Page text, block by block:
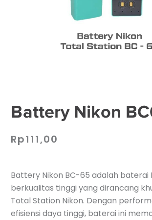
Battery Nikon
Rp111,00
Battery Nikon BC-65 adalah baterai
berkualitas tinggi yang dirancang
Total Station Nikon. Dengan
efisiensi daya tinggi, baterai ini